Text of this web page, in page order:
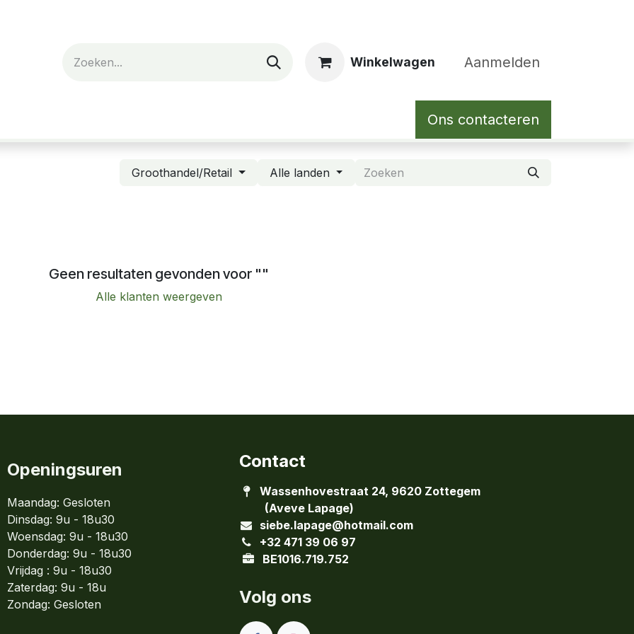
Winkelwagen Aanmelden
Ons contacteren
Groothandel/Retail Alle landen
Geen resultaten gevonden voor ""
Alle klanten weergeven
Contact
Wassenhovestraat 24, 9620 Zottegem
(Aveve Lapage)
siebe.lapage@hotmail.com
+32 471 39 06 97
BE1016.719.752
Volg ons
Openingsuren
Maandag: Gesloten
Dinsdag: 9u - 18u30
Woensdag: 9u - 18u30
Donderdag: 9u - 18u30
Vrijdag : 9u - 18u30
Zaterdag: 9u - 18u
Zondag: Gesloten